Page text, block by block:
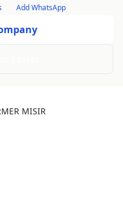
Add WhatsApp
MISIR